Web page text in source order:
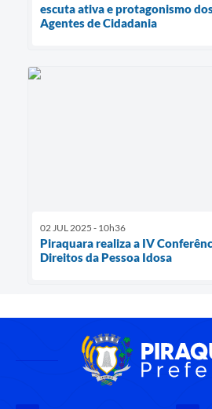
escuta ativa e protagonismo
Agentes de Cidadania
02 JUL 2025 - 10h36
Piraquara realiza a IV
Direitos da Pessoa Idosa